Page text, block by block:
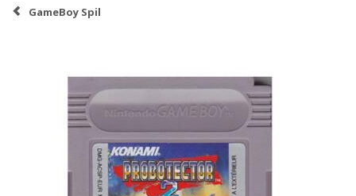
GameBoy Spil